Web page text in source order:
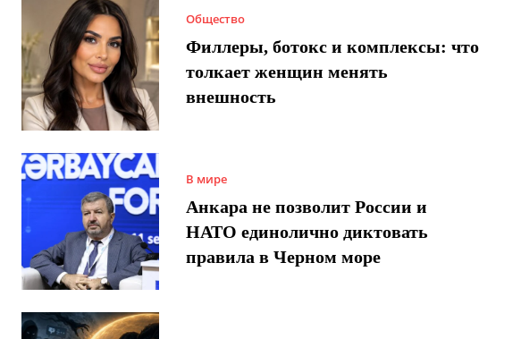
Общество
Филлеры, ботокс и комплексы: что
толкает женщин менять
внешность
В мире
Анкара не позволит России и
НАТО единолично диктовать
правила в Черном море